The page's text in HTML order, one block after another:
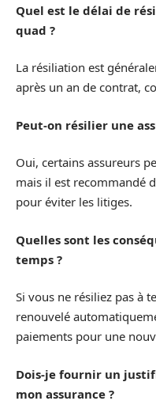
Quel est le délai de
quad ?
La résiliation est
après un an de contrat,
Peut-on résilier une
Oui, certains assureurs
mais il est recommandé
pour éviter les litiges.
Quelles sont les
temps ?
Si vous ne résiliez pas à
renouvelé
paiements pour une
Dois-je fournir un
mon assurance ?